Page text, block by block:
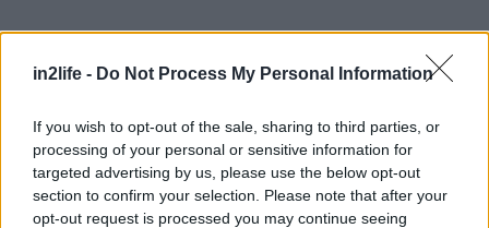
in2life - Do Not Process My Personal Information
If you wish to opt-out of the sale, sharing to third parties, or
processing of your personal or sensitive information for
targeted advertising by us, please use the below opt-out
section to confirm your selection. Please note that after your
opt-out request is processed you may continue seeing